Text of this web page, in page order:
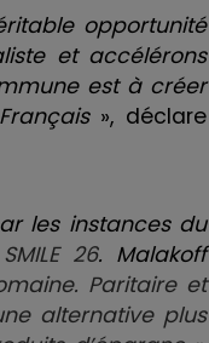
opportunité
et accélérons
est à créer
», déclare
les instances du
26. Malakoff
Paritaire et
alternative plus